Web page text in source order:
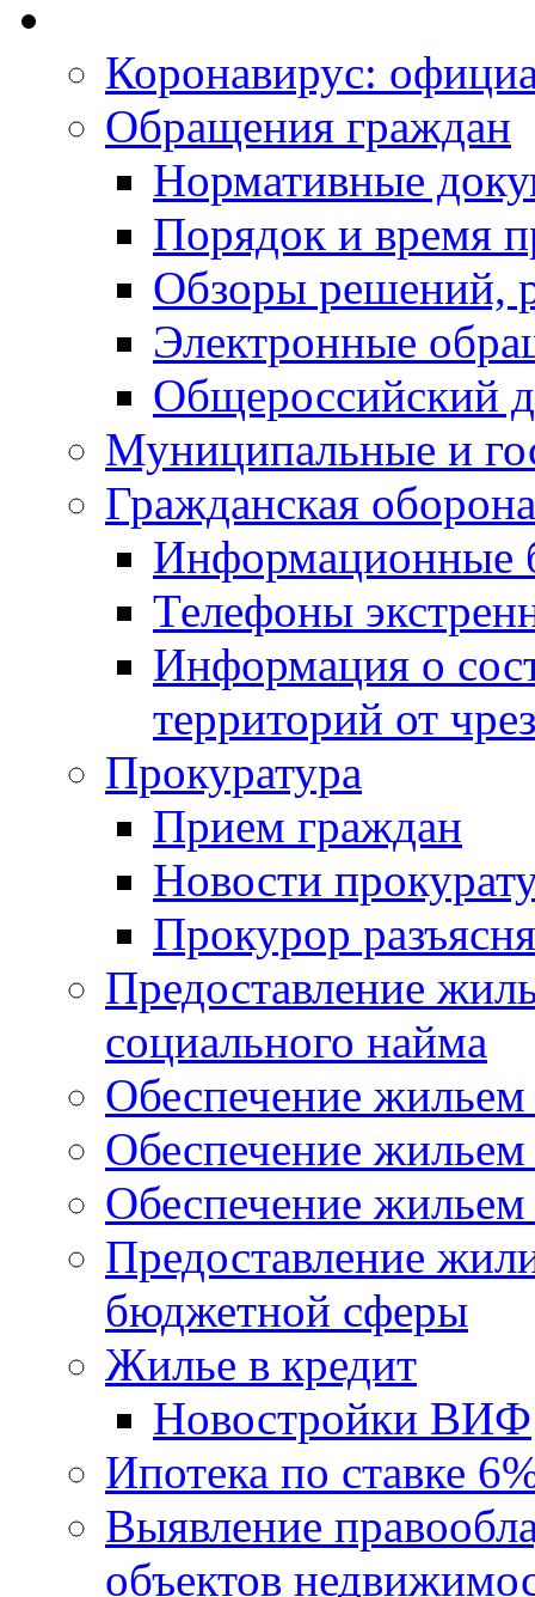
Коронавирус:
Обращения граждан
Нормативные
Порядок и время
Обзоры решений,
Электронные
Общероссийский
Муниципальные и
Гражданская
Информационные
Телефоны
Информация о
территорий от
Прокуратура
Прием граждан
Новости
Прокурор
Предоставление
социального найма
Обеспечение
Обеспечение
Обеспечение жильем
Предоставление
бюджетной сферы
Жилье в кредит
Новостройки ВИФ
Ипотека по ставке
Выявление
объектов